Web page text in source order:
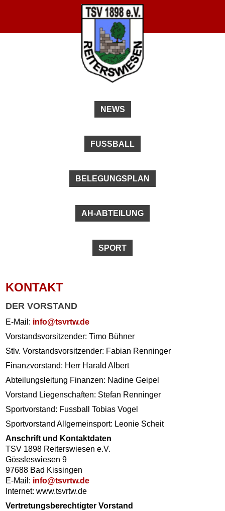
NEWS
FUSSBALL
BELEGUNGSPLAN
AH-ABTEILUNG
SPORT
KONTAKT
DER VORSTAND
E-Mail: info@tsvrtw.de
Vorstandsvorsitzender: Timo Bühner
Stlv. Vorstandsvorsitzender: Fabian Renninger
Finanzvorstand: Herr Harald Albert
Abteilungsleitung Finanzen: Nadine Geipel
Vorstand Liegenschaften: Stefan Renninger
Sportvorstand: Fussball Tobias Vogel
Sportvorstand Allgemeinsport: Leonie Scheit
Anschrift und Kontaktdaten
TSV 1898 Reiterswiesen e.V.
Gössleswiesen 9
97688 Bad Kissingen
E-Mail: info@tsvrtw.de
Internet: www.tsvrtw.de
Vertretungsberechtigter Vorstand